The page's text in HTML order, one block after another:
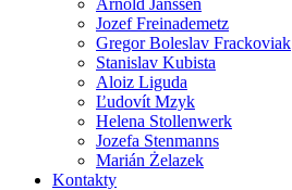
Arnold Janssen
Jozef Freinademetz
Gregor Boleslav Frackoviak
Stanislav Kubista
Aloiz Liguda
Ľudovít Mzyk
Helena Stollenwerk
Jozefa Stenmanns
Marián Żelazek
Kontakty